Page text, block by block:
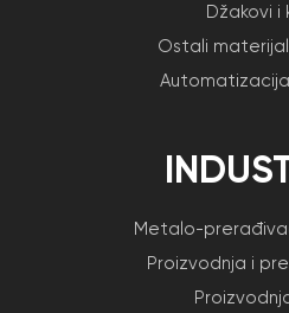
Džakovi i
Ostali
Metalo-
Proizvodnja i